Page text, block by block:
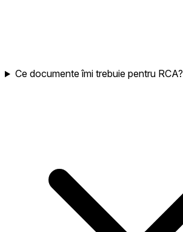
Ce documente îmi trebuie pentru RCA?